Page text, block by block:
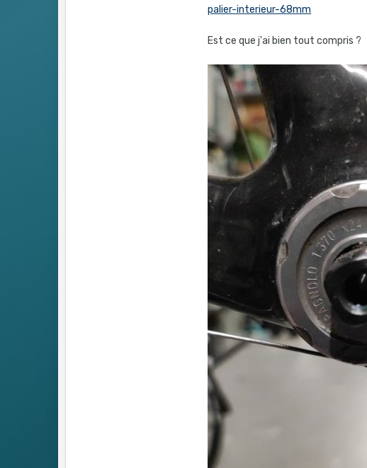
palier-interieur-68mm
Est ce que j'ai bien tout compris ?